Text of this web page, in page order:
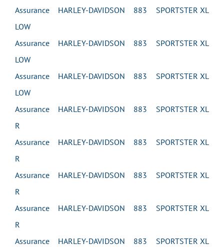
Assurance HARLEY-DAVIDSON 883 SPORTSTER XL
LOW
Assurance HARLEY-DAVIDSON 883 SPORTSTER XL
LOW
Assurance HARLEY-DAVIDSON 883 SPORTSTER XL
LOW
Assurance HARLEY-DAVIDSON 883 SPORTSTER XL
R
Assurance HARLEY-DAVIDSON 883 SPORTSTER XL
R
Assurance HARLEY-DAVIDSON 883 SPORTSTER XL
R
Assurance HARLEY-DAVIDSON 883 SPORTSTER XL
R
Assurance HARLEY-DAVIDSON 883 SPORTSTER XL